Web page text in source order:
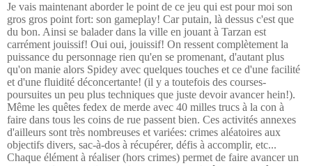
Je vais maintenant aborder le point de ce jeu qui est pour moi son
gros gros point fort: son gameplay! Car putain, là dessus c'est que
du bon. Ainsi se balader dans la ville en jouant à Tarzan est
carrément jouissif! Oui oui, jouissif! On ressent complètement la
puissance du personnage rien qu'en se promenant, d'autant plus
qu'on manie alors Spidey avec quelques touches et ce d'une facilité
et d'une fluidité déconcertante! (il y a toutefois des courses-
poursuites un peu plus techniques que juste devoir avancer hein!).
Même les quêtes fedex de merde avec 40 milles trucs à la con à
faire dans tous les coins de rue passent bien. Ces activités annexes
d'ailleurs sont très nombreuses et variées: crimes aléatoires aux
objectifs divers, sac-à-dos à récupérer, défis à accomplir, etc...
Chaque élément à réaliser (hors crimes) permet de faire avancer un